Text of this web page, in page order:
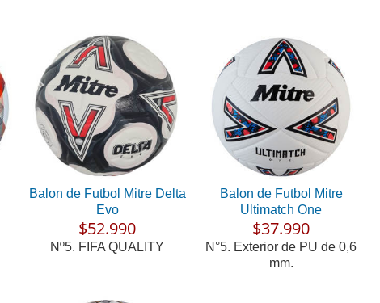
Balon de Futbol Mitre Delta
Evo
$52.990
Nº5. FIFA QUALITY
Balon de Futbol Mitre
Ultimatch One
$37.990
N°5. Exterior de PU de 0,6
mm.